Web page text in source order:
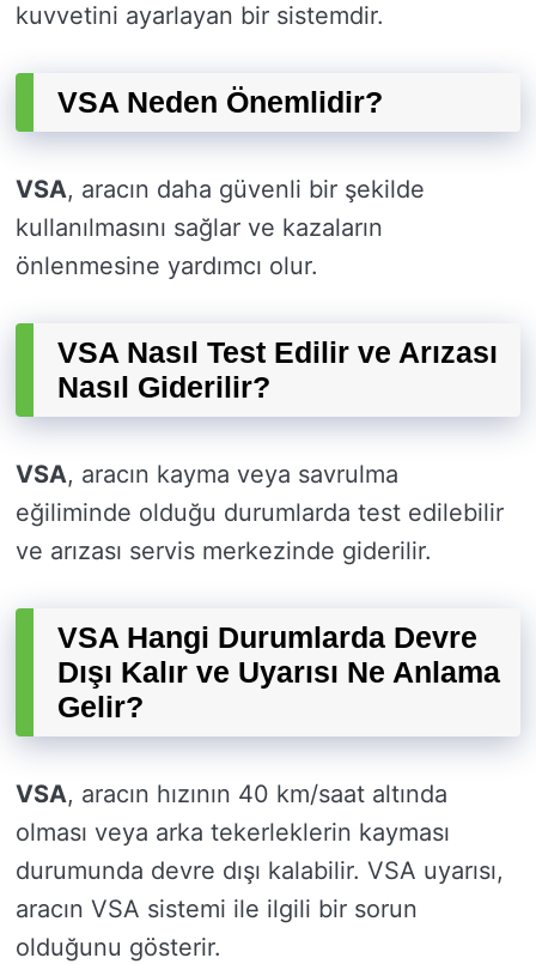
kuvvetini ayarlayan bir sistemdir.
VSA Neden Önemlidir?
VSA, aracın daha güvenli bir şekilde
kullanılmasını sağlar ve kazaların
önlenmesine yardımcı olur.
VSA Nasıl Test Edilir ve Arızası
Nasıl Giderilir?
VSA, aracın kayma veya savrulma
eğiliminde olduğu durumlarda test edilebilir
ve arızası servis merkezinde giderilir.
VSA Hangi Durumlarda Devre
Dışı Kalır ve Uyarısı Ne Anlama
Gelir?
VSA, aracın hızının 40 km/saat altında
olması veya arka tekerleklerin kayması
durumunda devre dışı kalabilir. VSA uyarısı,
aracın VSA sistemi ile ilgili bir sorun
olduğunu gösterir.